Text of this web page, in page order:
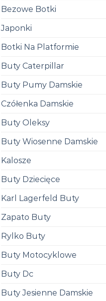
Bezowe Botki
Japonki
Botki Na Platformie
Buty Caterpillar
Buty Pumy Damskie
Czółenka Damskie
Buty Oleksy
Buty Wiosenne Damskie
Kalosze
Buty Dziecięce
Karl Lagerfeld Buty
Zapato Buty
Rylko Buty
Buty Motocyklowe
Buty Dc
Buty Jesienne Damskie